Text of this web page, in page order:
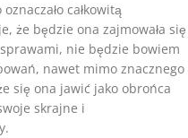
całkowitą
że będzie ona zajmowała się
nie będzie bowiem
nawet mimo znacznego
się ona jawić jako obrońca
skrajne i